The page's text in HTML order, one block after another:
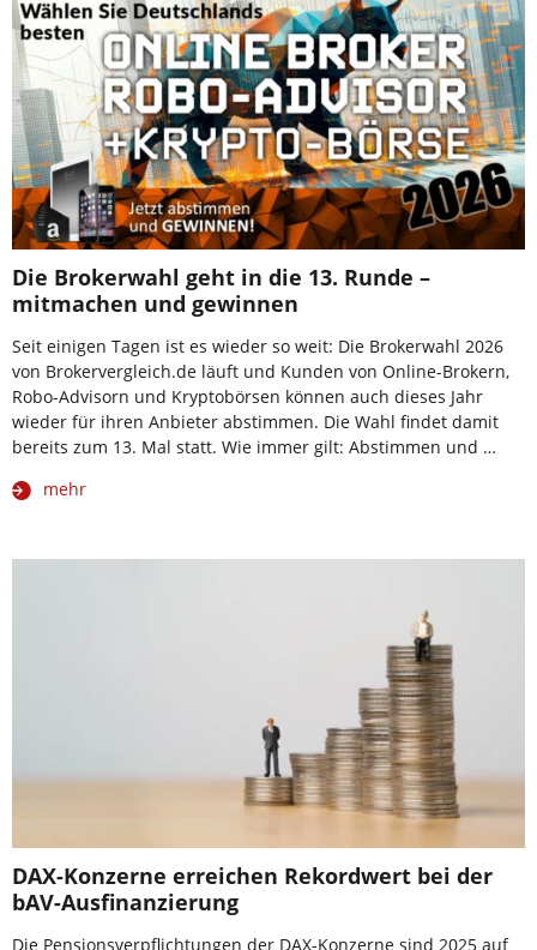
Die Brokerwahl geht in die 13. Runde –
mitmachen und gewinnen
Seit einigen Tagen ist es wieder so weit: Die Brokerwahl 2026
von Brokervergleich.de läuft und Kunden von Online-Brokern,
Robo-Advisorn und Kryptobörsen können auch dieses Jahr
wieder für ihren Anbieter abstimmen. Die Wahl findet damit
bereits zum 13. Mal statt. Wie immer gilt: Abstimmen und …
mehr
DAX-Konzerne erreichen Rekordwert bei der
bAV-Ausfinanzierung
Die Pensionsverpflichtungen der DAX-Konzerne sind 2025 auf